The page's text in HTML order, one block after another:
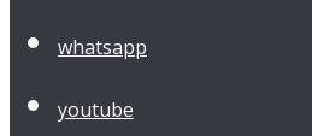
whatsapp
youtube